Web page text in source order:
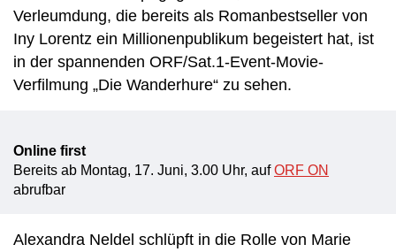
Verleumdung, die bereits als Romanbestseller von
Iny Lorentz ein Millionenpublikum begeistert hat, ist
in der spannenden ORF/Sat.1-Event-Movie-
Verfilmung „Die Wanderhure“ zu sehen.
Online first
Bereits ab Montag, 17. Juni, 3.00 Uhr, aufORF ON
abrufbar
Alexandra Neldel schlüpft in die Rolle von Marie